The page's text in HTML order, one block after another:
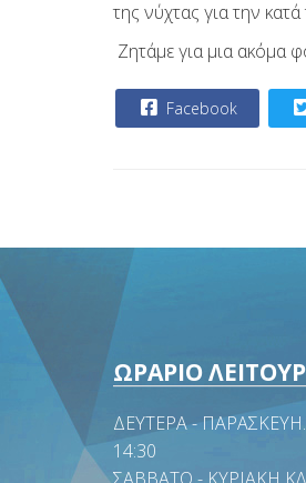
της νύχτας για την
Ζητάμε για μια ακόμα
Facebook
ΩΡΑΡΙΟ
ΔΕΥΤΕΡΑ -
14:30